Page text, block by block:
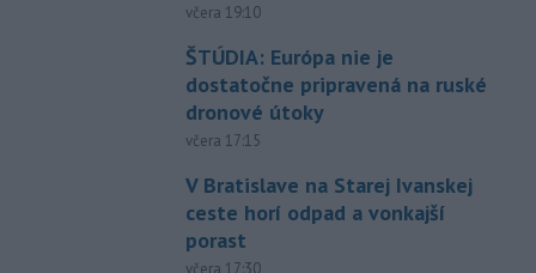
včera 19:10
ŠTÚDIA: Európa nie je
dostatočne pripravená na ruské
dronové útoky
včera 17:15
V Bratislave na Starej Ivanskej
ceste horí odpad a vonkajší
porast